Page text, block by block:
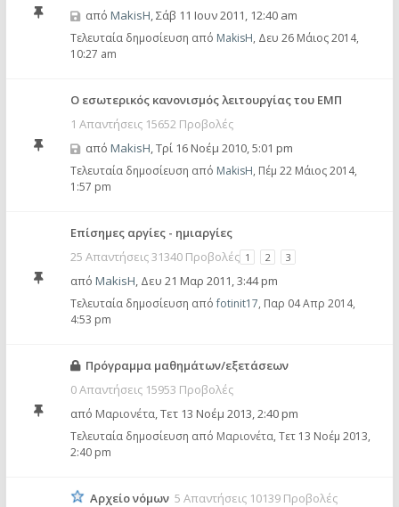
από MakisH,Σάβ 11 Ιουν 2011, 12:40 am
Τελευταία δημοσίευση από MakisH, Δευ 26 Μάιος 2014,
10:27 am
Ο εσωτερικός κανονισμός λειτουργίας του ΕΜΠ
1 Απαντήσεις 15652 Προβολές
από MakisH,Τρί 16 Νοέμ 2010, 5:01 pm
Τελευταία δημοσίευση από MakisH, Πέμ 22 Μάιος 2014,
1:57 pm
Επίσημες αργίες - ημιαργίες
25 Απαντήσεις 31340 Προβολές 1 2 3
από MakisH, Δευ 21 Μαρ 2011, 3:44 pm
Τελευταία δημοσίευση από fotinit17, Παρ 04 Απρ 2014,
4:53 pm
Πρόγραμμα μαθημάτων/εξετάσεων
0 Απαντήσεις 15953 Προβολές
από Μαριονέτα,Τετ 13 Νοέμ 2013, 2:40 pm
Τελευταία δημοσίευση από Μαριονέτα, Τετ 13 Νοέμ 2013,
2:40 pm
Αρχείο νόμων 5 Απαντήσεις 10139 Προβολές